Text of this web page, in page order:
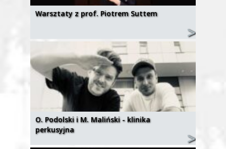
Warsztaty z prof. Piotrem Suttem
O. Podolski i M. Maliński - klinika
perkusyjna